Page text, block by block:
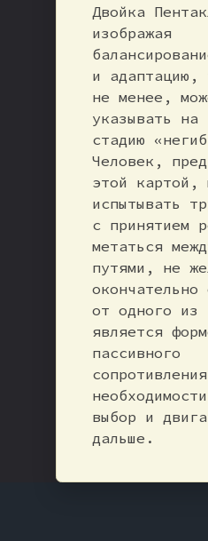
Двойка
изображая
и адаптацию,
не менее,
указывать на
стадию
Человек,
этой картой,
испытывать
с принятием
метаться
путями, не
окончательно
от одного из
является
пассивного
сопротивления
выбор и
дальше.